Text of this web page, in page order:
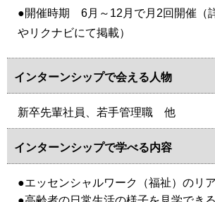
●開催時期 6月～12月で月2回開催（
やリクナビにて掲載）
インターンシップで会える人物
新卒先輩社員、若手管理職 他
インターンシップで学べる内容
●エッセンシャルワーク（福祉）のリ